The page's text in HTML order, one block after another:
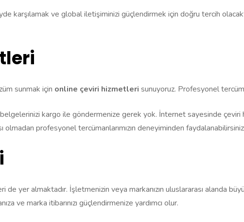
karşılamak ve global iletişiminizi güçlendirmek için doğru tercih
sunmak için online çeviri hizmetleri sunuyoruz. Profesyonel
kargo ile göndermenize gerek yok. İnternet sayesinde
olmadan profesyonel tercümanlarımızın deneyiminden
yer almaktadır. İşletmenizin veya markanızın uluslararası alanda
ve marka itibarınızı güçlendirmenize yardımcı olur.